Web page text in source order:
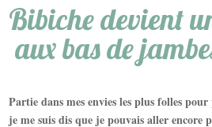
Bibiche devient
aux bas de
Partie dans mes envies les plus folles
je me suis dis que je pouvais aller encore